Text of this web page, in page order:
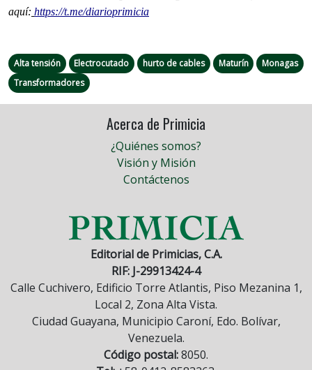
aquí: https://t.me/diarioprimicia
Alta tensión Electrocutado hurto de cables Maturín
Monagas
Transformadores
Acerca de Primicia
¿Quiénes somos?
Visión y Misión
Contáctenos
Editorial de Primicias, C.A.
RIF: J-29913424-4
Calle Cuchivero, Edificio Torre Atlantis, Piso Mezanina 1,
Local 2, Zona Alta Vista.
Ciudad Guayana, Municipio Caroní, Edo. Bolívar,
Venezuela.
Código postal:8050.